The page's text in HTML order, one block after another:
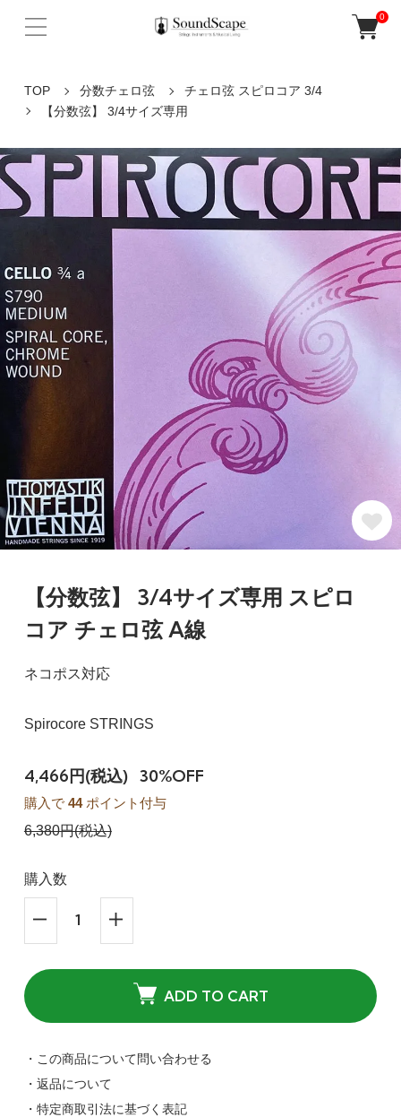
0
TOP 分数チェロ弦
チェロ弦 スピロコア 3/4
【分数弦】 3/4サイズ専用
【分数弦】 3/4サイズ専用 スピロ
コア チェロ弦 A線
ネコポス対応
Spirocore STRINGS
4,466円(税込) 30%OFF
購入で 44ポイント付与
6,380円(税込)
購入数
ADD TO CART
・この商品について問い合わせる
・返品について
・特定商取引法に基づく表記